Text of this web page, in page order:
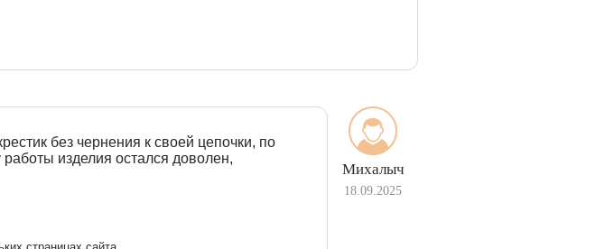
Михалыч
18.09.2025
без чернения к своей цепочки, по
работы изделия остался доволен,